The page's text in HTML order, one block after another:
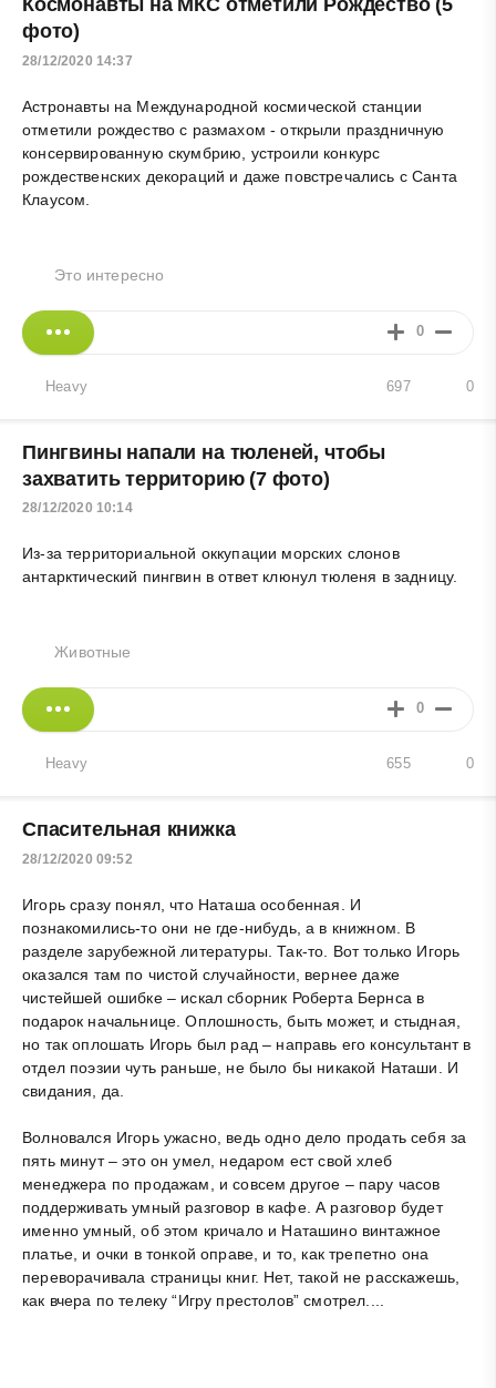
Космонавты на МКС отметили Рождество (5
фото)
28/12/2020 14:37
Астронавты на Международной космической станции
отметили рождество с размахом - открыли праздничную
консервированную скумбрию, устроили конкурс
рождественских декораций и даже повстречались с Санта
Клаусом.
Это интересно
0
Heavy 0
697
Пингвины напали на тюленей, чтобы
захватить территорию (7 фото)
28/12/2020 10:14
Из-за территориальной оккупации морских слонов
антарктический пингвин в ответ клюнул тюленя в задницу.
Животные
0
Heavy 0
655
Спасительная книжка
28/12/2020 09:52
Игорь сразу понял, что Наташа особенная. И
познакомились-то они не где-нибудь, а в книжном. В
разделе зарубежной литературы. Так-то. Вот только Игорь
оказался там по чистой случайности, вернее даже
чистейшей ошибке – искал сборник Роберта Бернса в
подарок начальнице. Оплошность, быть может, и стыдная,
но так оплошать Игорь был рад – направь его консультант в
отдел поэзии чуть раньше, не было бы никакой Наташи. И
свидания, да.
Волновался Игорь ужасно, ведь одно дело продать себя за
пять минут – это он умел, недаром ест свой хлеб
менеджера по продажам, и совсем другое – пару часов
поддерживать умный разговор в кафе. А разговор будет
именно умный, об этом кричало и Наташино винтажное
платье, и очки в тонкой оправе, и то, как трепетно она
переворачивала страницы книг. Нет, такой не расскажешь,
как вчера по телеку “Игру престолов” смотрел....